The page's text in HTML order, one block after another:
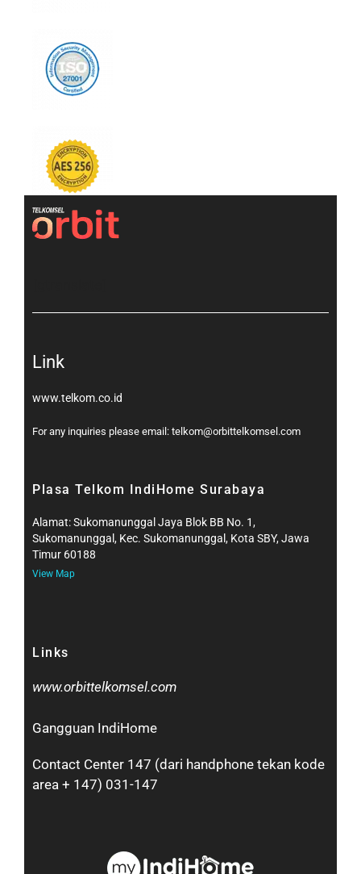
Link
www.telkom.co.id
For any inquiries please email: telkom@orbittelkomsel.com
Plasa Telkom IndiHome Surabaya
Alamat: Sukomanunggal Jaya Blok BB No. 1,
Sukomanunggal, Kec. Sukomanunggal, Kota SBY, Jawa
Timur 60188
View Map
Links
www.orbittelkomsel.com
Gangguan IndiHome
Contact Center 147 (dari handphone tekan kode
area + 147) 031-147